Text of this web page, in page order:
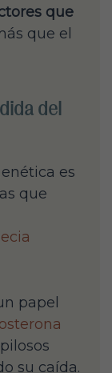
que
que el
del
es
que
papel
su caída.